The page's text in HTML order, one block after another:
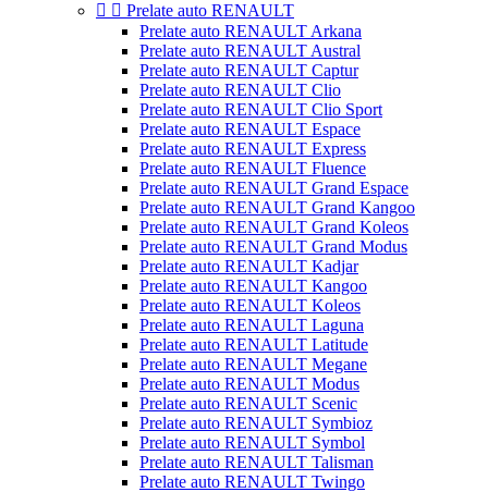
  Prelate auto RENAULT
Prelate auto RENAULT Arkana
Prelate auto RENAULT Austral
Prelate auto RENAULT Captur
Prelate auto RENAULT Clio
Prelate auto RENAULT Clio Sport
Prelate auto RENAULT Espace
Prelate auto RENAULT Express
Prelate auto RENAULT Fluence
Prelate auto RENAULT Grand Espace
Prelate auto RENAULT Grand Kangoo
Prelate auto RENAULT Grand Koleos
Prelate auto RENAULT Grand Modus
Prelate auto RENAULT Kadjar
Prelate auto RENAULT Kangoo
Prelate auto RENAULT Koleos
Prelate auto RENAULT Laguna
Prelate auto RENAULT Latitude
Prelate auto RENAULT Megane
Prelate auto RENAULT Modus
Prelate auto RENAULT Scenic
Prelate auto RENAULT Symbioz
Prelate auto RENAULT Symbol
Prelate auto RENAULT Talisman
Prelate auto RENAULT Twingo